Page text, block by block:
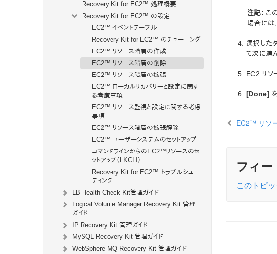
Recovery Kit for EC2™ 処理概要
Recovery Kit for EC2™ の設定
EC2™ イベントテーブル
Recovery Kit for EC2™ のチューニング
EC2™ リソース階層の作成
EC2™ リソース階層の削除
EC2™ リソース階層の拡張
EC2™ ローカルリカバリーと設定に関す
る考慮事項
EC2™ リソース監視と設定に関する考慮
事項
EC2™ リソース階層の拡張解除
EC2™ ユーザーシステムのセットアップ
コマンドラインからのEC2™リソースのセ
ットアップ（LKCLI）
Recovery Kit for EC2™ トラブルシュー
ティング
LB Health Check Kit管理ガイド
Logical Volume Manager Recovery Kit 管理
ガイド
IP Recovery Kit 管理ガイド
MySQL Recovery Kit 管理ガイド
WebSphere MQ Recovery Kit 管理ガイド
注記: こ
場合には
選択した
て次に進
EC2 リソ
[Done]
EC2™ リソ
フィー
このトピ